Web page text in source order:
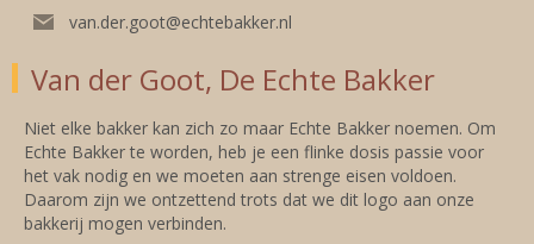
van.der.goot@echtebakker.nl
Van der Goot, De Echte Bakker
Niet elke bakker kan zich zo maar Echte Bakker noemen. Om
Echte Bakker te worden, heb je een flinke dosis passie voor
het vak nodig en we moeten aan strenge eisen voldoen.
Daarom zijn we ontzettend trots dat we dit logo aan onze
bakkerij mogen verbinden.